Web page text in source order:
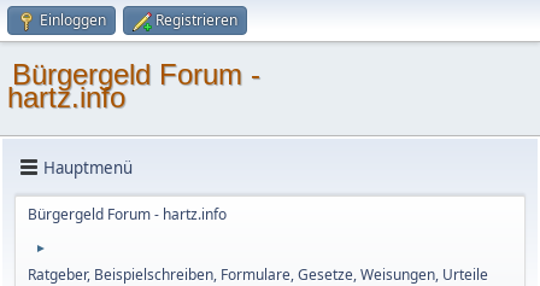
Einloggen Registrieren
Bürgergeld Forum -
hartz.info
Hauptmenü
Bürgergeld Forum - hartz.info
►
Ratgeber, Beispielschreiben, Formulare, Gesetze, Weisungen, Urteile